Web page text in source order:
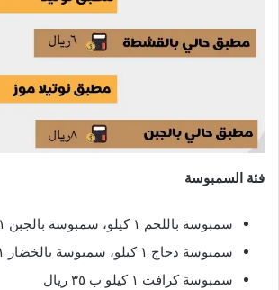
فئة السمبوسة
سمبوسة باللحم ١ كيلو، سمبوسة بالجبن ١ كيلو ب ٣٠ ريال
سمبوسة دجاج ١ كيلو، سمبوسة بالخضار ١ كيلو ب ٣٠ ريال
سمبوسة كرافت ١ كيلو ب ٣٥ ريال